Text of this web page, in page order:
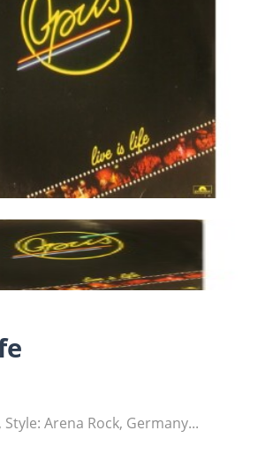
Arena Rock, Germany...